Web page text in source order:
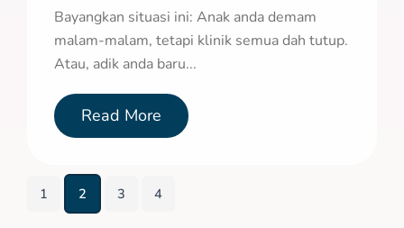
Bayangkan situasi ini: Anak anda demam
malam-malam, tetapi klinik semua dah tutup.
Atau, adik anda baru...
Read More
1 2 3 4